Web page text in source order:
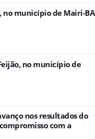
no município de Mairi-BA
no município de
nos resultados do
com a